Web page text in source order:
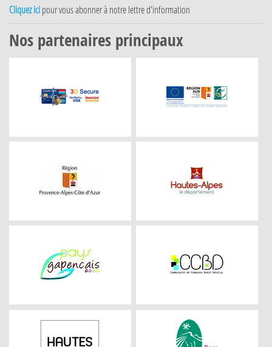
Cliquez ici pour vous abonner à notre lettre d'information
Nos partenaires principaux